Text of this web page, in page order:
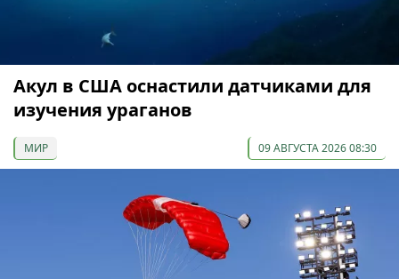
Акул в США оснастили датчиками для
изучения ураганов
МИР 09 АВГУСТА 2026 08:30